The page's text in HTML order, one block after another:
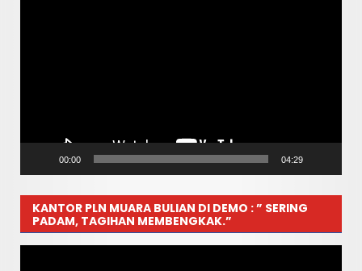
00:00 04:29
KANTOR PLN MUARA BULIAN DI DEMO : ” SERING
PADAM, TAGIHAN MEMBENGKAK.”